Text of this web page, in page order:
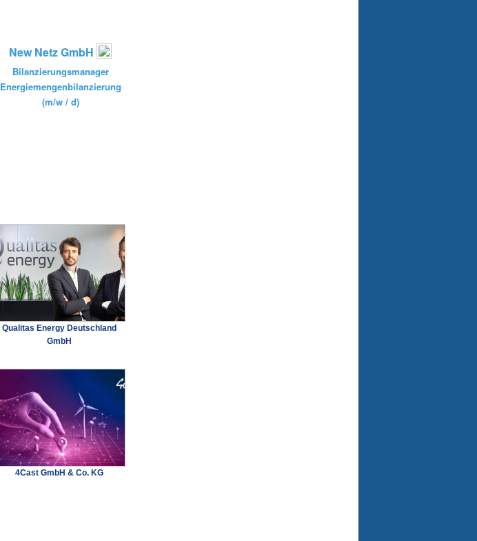
New Netz GmbH
Bilanzierungsmanager
Energiemengenbilanzierung
(m/w / d)
Qualitas Energy Deutschland
GmbH
4Cast GmbH & Co. KG